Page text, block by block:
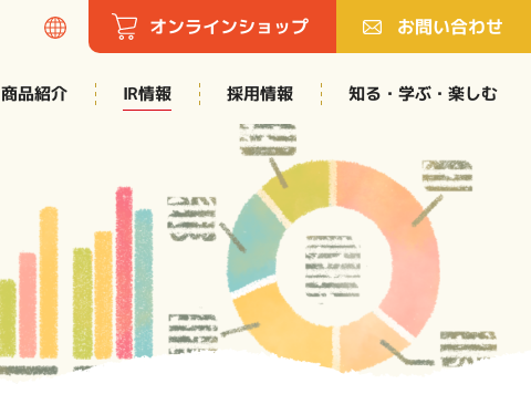
オンラインショップ お問い合わせ
商品紹介 IR情報 採用情報 知る・学ぶ・楽しむ